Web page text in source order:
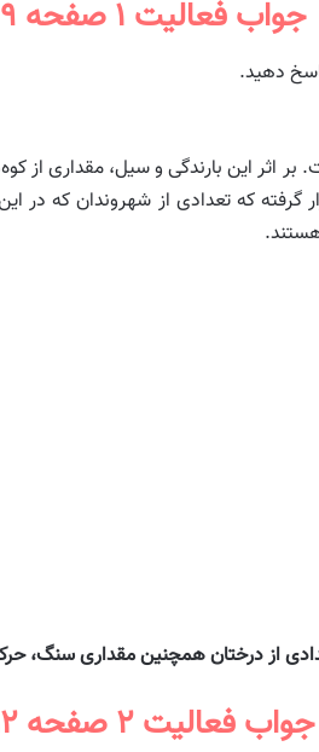
جواب فعالیت ۱ صفحه ۹ جغرافیا دهم
دهید.
۲۰ کشته بر جا گذاشته است. بر اثر این
که تعدادی از شهروندان که در
از درختان همچنین مقداری سنگ،
جواب فعالیت ۲ صفحه ۱۲ جغرافیا دهم